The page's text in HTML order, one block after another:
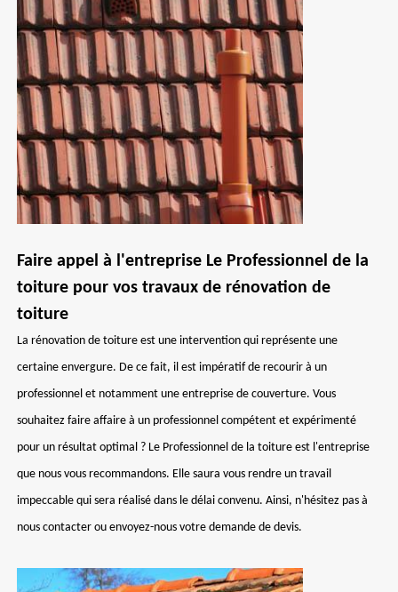
Faire appel à l'entreprise Le Professionnel de la
toiture pour vos travaux de rénovation de
toiture
La rénovation de toiture est une intervention qui représente une
certaine envergure. De ce fait, il est impératif de recourir à un
professionnel et notamment une entreprise de couverture. Vous
souhaitez faire affaire à un professionnel compétent et expérimenté
pour un résultat optimal ? Le Professionnel de la toiture est l'entreprise
que nous vous recommandons. Elle saura vous rendre un travail
impeccable qui sera réalisé dans le délai convenu. Ainsi, n'hésitez pas à
nous contacter ou envoyez-nous votre demande de devis.